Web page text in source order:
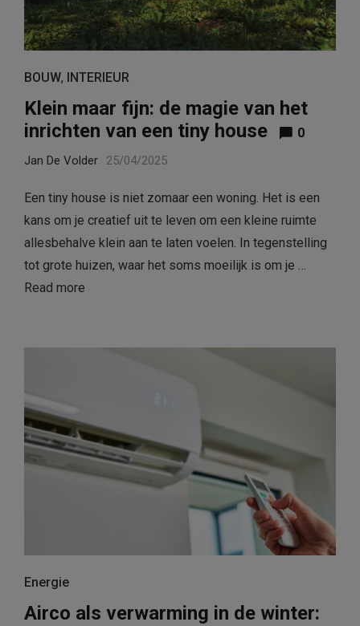
BOUW, INTERIEUR
Klein maar fijn: de magie van het
inrichten van een tiny house
0
Jan De Volder 25/04/2025
Een tiny house is niet zomaar een woning. Het is een
kans om je creatief uit te leven om een kleine ruimte
allesbehalve klein aan te laten voelen. In tegenstelling
tot grote huizen, waar het soms moeilijk is om je …
Read more
Energie
Airco als verwarming in de winter: